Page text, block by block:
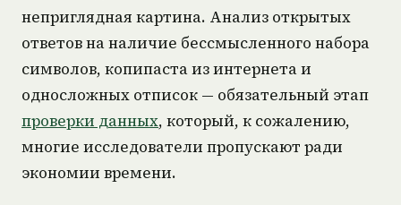
неприглядная картина. Анализ открытых
ответов на наличие бессмысленного набора
символов, копипаста из интернета и
односложных отписок — обязательный этап
проверки данных, который, к сожалению,
многие исследователи пропускают ради
экономии времени.